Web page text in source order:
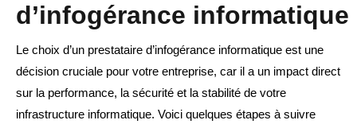
d’infogérance informatique
Le choix d’un prestataire d’infogérance informatique est une
décision cruciale pour votre entreprise, car il a un impact direct
sur la performance, la sécurité et la stabilité de votre
infrastructure informatique. Voici quelques étapes à suivre